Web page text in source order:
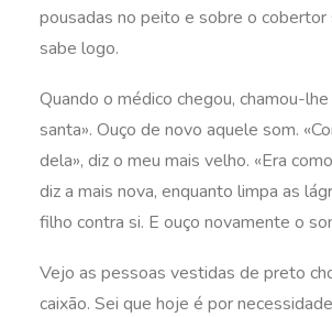
pousadas no peito e sobre o cobertor
sabe logo.
Quando o médico chegou, chamou-
santa». Ouço de novo aquele som.
dela», diz o meu mais velho. «Era
diz a mais nova, enquanto limpa as
filho contra si. E ouço novamente o
Vejo as pessoas vestidas de preto
caixão. Sei que hoje é por